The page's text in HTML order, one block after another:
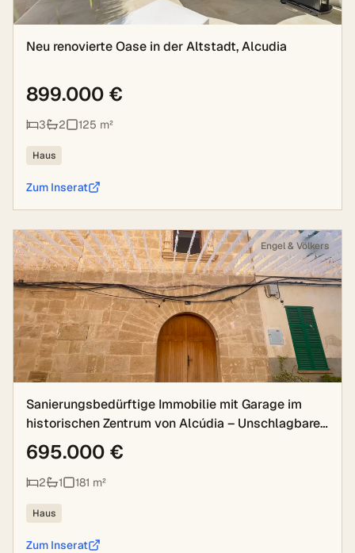
Neu renovierte Oase in der Altstadt, Alcudia
899.000 €
3 2 125 m²
Haus
Zum Inserat
Engel & Völkers
Sanierungsbedürftige Immobilie mit Garage im
historischen Zentrum von Alcúdia – Unschlagbare
Lage un
695.000 €
2 1 181 m²
Haus
Zum Inserat